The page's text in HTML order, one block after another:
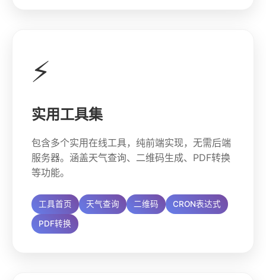
⚡
实用工具集
包含多个实用在线工具，纯前端实现，无需后端
服务器。涵盖天气查询、二维码生成、PDF转换
等功能。
工具首页 天气查询 二维码 CRON表达式
PDF转换